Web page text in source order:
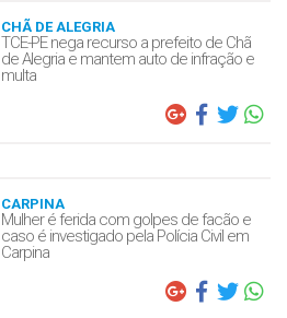
CHÃ DE ALEGRIA
TCE-PE nega recurso a prefeito de Chã
de Alegria e mantem auto de infração e
multa
CARPINA
Mulher é ferida com golpes de facão e
caso é investigado pela Polícia Civil em
Carpina